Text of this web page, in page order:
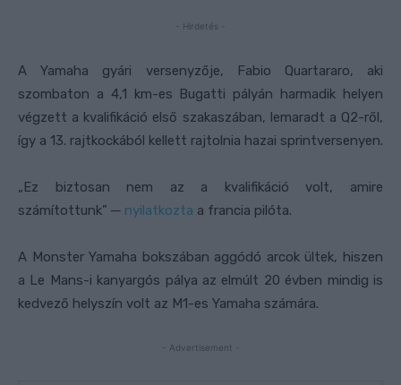
- Hirdetés -
A Yamaha gyári versenyzője, Fabio Quartararo, aki
szombaton a 4,1 km-es Bugatti pályán harmadik helyen
végzett a kvalifikáció első szakaszában, lemaradt a Q2-ről,
így a 13. rajtkockából kellett rajtolnia hazai sprintversenyen.
„Ez biztosan nem az a kvalifikáció volt, amire
számítottunk” ─ nyilatkozta a francia pilóta.
A Monster Yamaha bokszában aggódó arcok ültek, hiszen
a Le Mans-i kanyargós pálya az elmúlt 20 évben mindig is
kedvező helyszín volt az M1-es Yamaha számára.
- Advertisement -